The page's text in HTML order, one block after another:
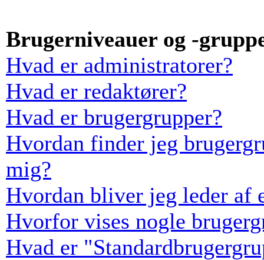
Brugerniveauer og -
Hvad er administratorer?
Hvad er redaktører?
Hvad er brugergrupper?
Hvordan finder jeg
mig?
Hvordan bliver jeg leder af
Hvorfor vises nogle
Hvad er